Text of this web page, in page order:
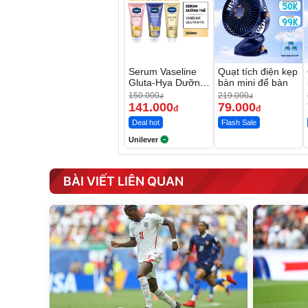
Serum Vaseline
Gluta-Hya Dưỡng
Da Sáng Mịn Sau
7 Ngày
150.000đ
141.000đ
Deal hot
Unilever
Quạt tích điện kẹp
bàn mini để bàn
219.000đ
79.000đ
Flash Sale
BÀI VIẾT LIÊN QUAN